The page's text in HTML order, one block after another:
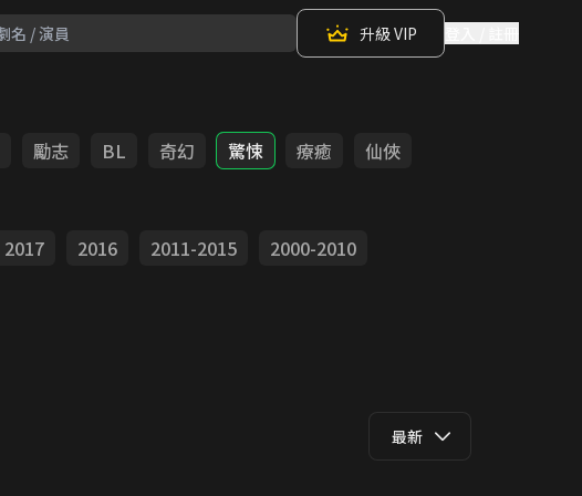
升級 VIP
勵志 BL 奇幻 驚悚 療癒
仙俠
2017 2016 2011-2015
2000-2010
最新